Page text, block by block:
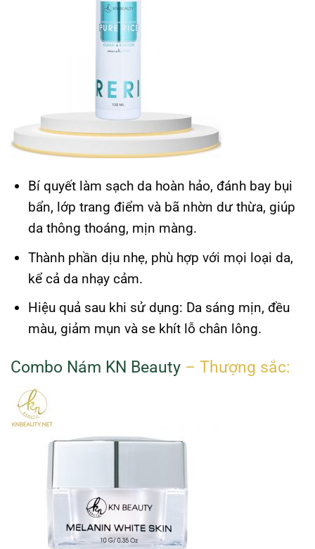
Bí quyết làm sạch da hoàn hảo, đánh bay bụi
bẩn, lớp trang điểm và bã nhờn dư thừa, giúp
da thông thoáng, mịn màng.
Thành phần dịu nhẹ, phù hợp với mọi loại da,
kể cả da nhạy cảm.
Hiệu quả sau khi sử dụng: Da sáng mịn, đều
màu, giảm mụn và se khít lỗ chân lông.
Combo Nám KN Beauty – Thượng sắc: